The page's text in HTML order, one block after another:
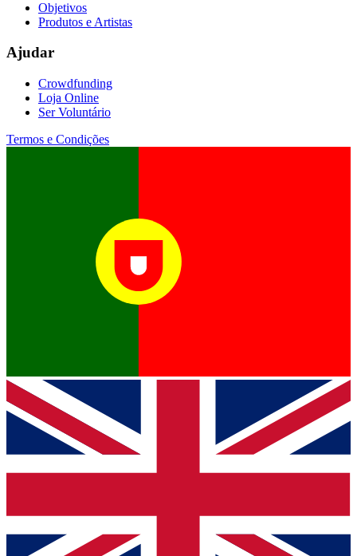
Objetivos
Produtos e Artistas
Ajudar
Crowdfunding
Loja Online
Ser Voluntário
Termos e Condições